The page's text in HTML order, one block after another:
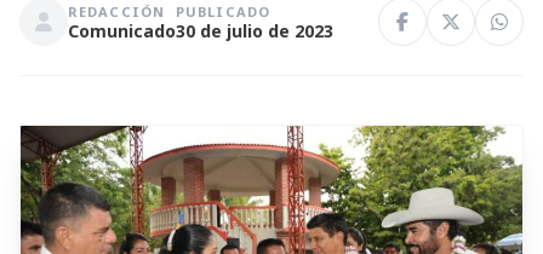
REDACCIÓN
Comunicado
PUBLICADO
30 de julio de 2023